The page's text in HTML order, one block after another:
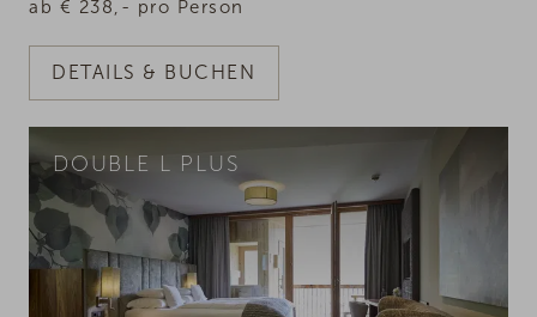
ab € 238,- pro Person
DETAILS & BUCHEN
DOUBLE L PLUS